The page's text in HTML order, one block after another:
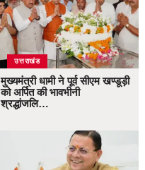
उत्तराखंड
मुख्यमंत्री धामी ने पूर्व सीएम खण्डूड़ी
को अर्पित की भावभीनी
श्रद्धांजलि…